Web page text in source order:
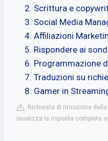
Scrittura e
Social Media
Affiliazioni
Rispondere ai
Programmazione
Traduzioni su
Gamer in
Richiesta di rimozione
isualizza la risposta completa